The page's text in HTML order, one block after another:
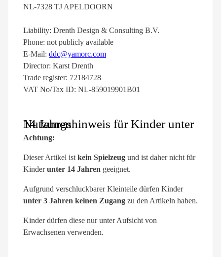
NL-7328 TJ APELDOORN
Liability: Drenth Design & Consulting B.V.
Phone: not publicly available
E-Mail: ddc@yamorc.com
Director: Karst Drenth
Trade register: 72184728
VAT No/Tax ID: NL-859019901B01
Nutzungshinweis für Kinder unter 14 Jahren
Achtung:
Dieser Artikel ist kein Spielzeug und ist daher nicht für
Kinderunter 14 Jahren geeignet.
Aufgrund verschluckbarer Kleinteile dürfen Kinder
unter 3 Jahren keinen Zugang zu den Artikeln haben.
Kinder dürfen diese nur unter Aufsicht von
Erwachsenen verwenden.